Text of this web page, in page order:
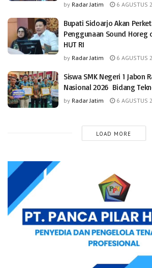
by Radar Jatim 6 AGUSTUS
Bupati Sidoarjo Akan
Penggunaan Sound Horeg
HUT RI
by Radar Jatim 6 AGUSTUS
Siswa SMK Negeri 1 Jabon
Nasional 2026 Bidang
by Radar Jatim 6 AGUSTUS
LOAD MORE